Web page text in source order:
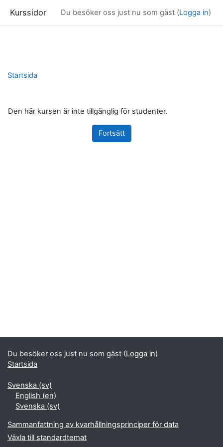
Kurssidor Du besöker oss just nu som gäst (Logga in)
Startsida
Den här kursen är inte tillgänglig för studenter.
Fortsätt
Du besöker oss just nu som gäst (Logga in)
Startsida
Svenska ‎(sv)‎
English ‎(en)‎
Svenska ‎(sv)‎
Sammanfattning av kvarhållningsprinciper för data
Växla till standardtemat